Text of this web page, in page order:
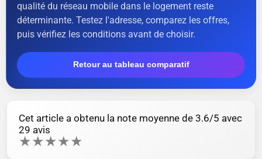
qualité du réseau mobile dans le logement reste
déterminante. Testez l'adresse, comparez les offres,
puis vérifiez les conditions avant de choisir.
Retour au tableau comparatif
Cet article a obtenu la note moyenne de 3.6/5 avec
29 avis
★★★★★